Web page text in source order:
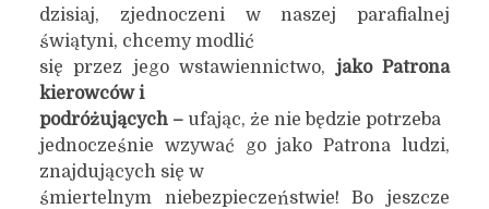
dzisiaj, zjednoczeni w naszej parafialnej
świątyni, chcemy modlić
się przez jego wstawiennictwo, jako Patrona
kierowców i
podróżujących –ufając, że nie będzie potrzeba
jednocześnie wzywać go jako Patrona ludzi,
znajdujących się w
śmiertelnym niebezpieczeństwie! Bo jeszcze